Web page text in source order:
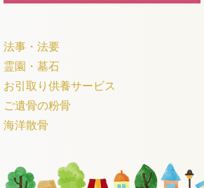
法事・法要
霊園・墓石
お引取り供養サービス
ご遺骨の粉骨
海洋散骨